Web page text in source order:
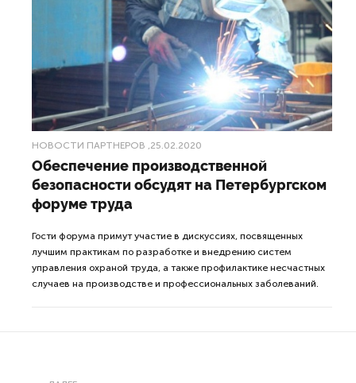
НОВОСТИ ПАРТНЕРОВ ,25.02.2020
Обеспечение производственной
безопасности обсудят на Петербургском
форуме труда
Гости форума примут участие в дискуссиях, посвященных
лучшим практикам по разработке и внедрению систем
управления охраной труда, а также профилактике несчастных
случаев на производстве и профессиональных заболеваний.